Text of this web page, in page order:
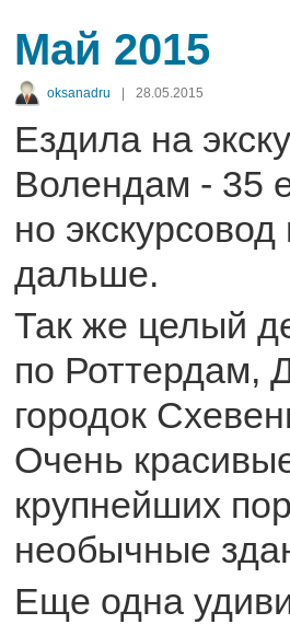
Май 2015
oksanadru | 28.05.2015
Ездила на
Волендам - 35
но
дальше.
Так же целый
по Роттердам,
городок
Очень
крупнейших
необычные
Еще одна